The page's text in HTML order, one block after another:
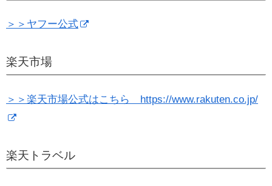
＞＞ヤフー公式
楽天市場
＞＞楽天市場公式はこちら https://www.rakuten.co.jp/
楽天トラベル